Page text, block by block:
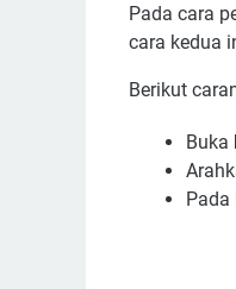
Pada cara
cara kedua
Berikut
Buka
Pada